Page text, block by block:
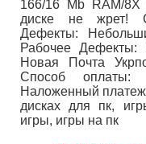
166/16 Mb RAM/
диске не жрет!
Дефекты:
Рабочее Дефекты:
Новая Почта
Способ оплаты:
Наложенный платеж
дисках для пк,
игры, игры на пк